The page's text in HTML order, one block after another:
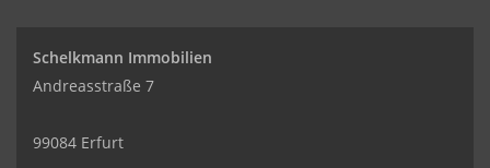
Schelkmann Immobilien
Andreasstraße 7
99084 Erfurt